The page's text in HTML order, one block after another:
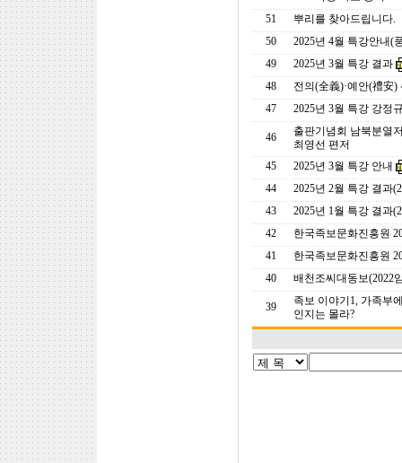
51
뿌리를 찾아드립니다.
50
2025년 4월 특강안내(
49
2025년 3월 특강 결과
48
전의(全義)·예안(禮安)
47
2025년 3월 특강 강정
46
출판기념회 남북분열
최영선 편저
45
2025년 3월 특강 안내
44
2025년 2월 특강 결과
43
2025년 1월 특강 결과
42
한국족보문화진흥원
41
한국족보문화진흥원
40
배천조씨대동보(2022
39
족보 이야기1, 가족부
인지는 몰라?